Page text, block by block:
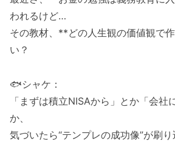
われるけど…
その教材、**どの人生観の価値観で
い？
🐟シャケ：
「まずは積立NISAから」とか「会社
か、
気づいたら“テンプレの成功像”が刷り